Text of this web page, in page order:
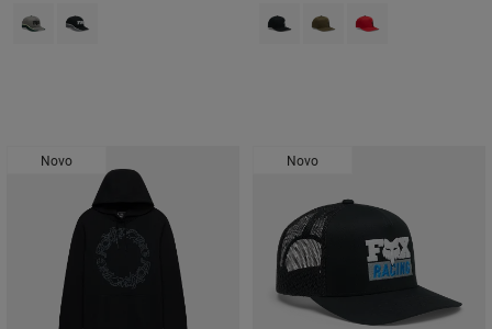
Product swatch type of Adobe Red.
Product swatch type of Preto. Product swatch type of Preto.
Product swatch type of
Product swatch
Novo Novo